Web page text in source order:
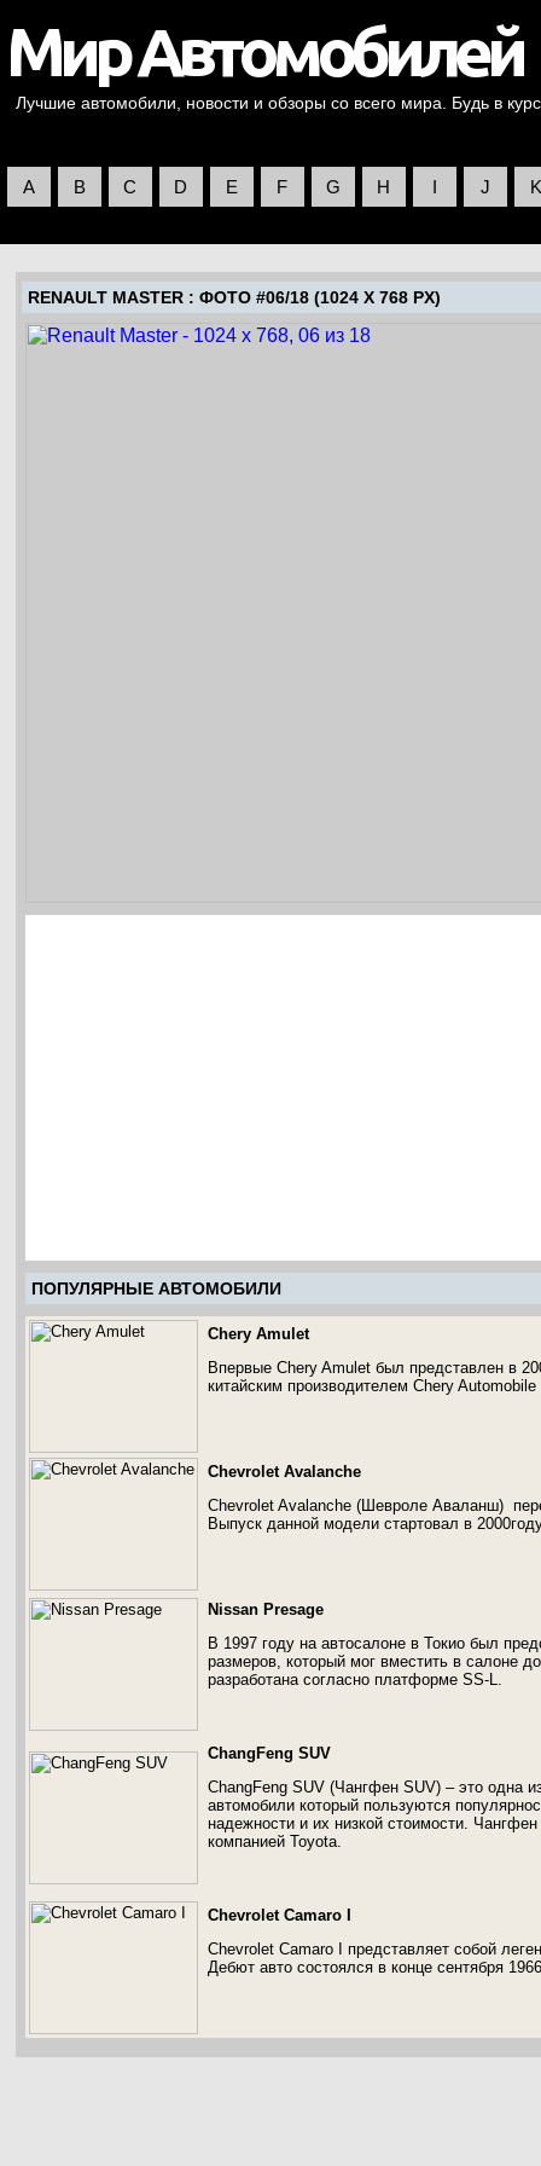
Лучшие автомобили, новости и обзоры со всего мира. Будь в
A B C D E F G H I J K
RENAULT MASTER : ФОТО #06/18 (1024 X 768 PX)
ПОПУЛЯРНЫЕ АВТОМОБИЛИ
Chery Amulet
Впервые Chery Amulet был представлен в
китайским производителем Chery
Chevrolet Avalanche
Chevrolet Avalanche (Шевроле Аваланш)
Выпуск данной модели стартовал в
Nissan Presage
В 1997 году на автосалоне в Токио был
размеров, который мог вместить в салоне
разработана согласно платформе SS-L.
ChangFeng SUV
ChangFeng SUV (Чангфен SUV) – это одна
автомобили который пользуются
надежности и их низкой стоимости.
компанией Toyota.
Chevrolet Camaro I
Chevrolet Camaro I представляет собой
Дебют авто состоялся в конце сентября